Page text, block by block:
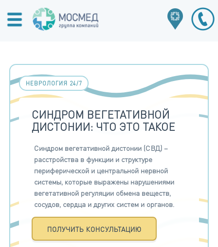
НЕВРОЛОГИЯ 24/7
СИНДРОМ ВЕГЕТАТИВНОЙ
ДИСТОНИИ: ЧТО ЭТО ТАКОЕ
Синдром вегетативной дистонии (СВД) –
расстройства в функции и структуре
периферической и центральной нервной
системы, которые выражены нарушениями
вегетативной регуляции обмена веществ,
сосудов, сердца и других систем и органов.
ПОЛУЧИТЬ КОНСУЛЬТАЦИЮ